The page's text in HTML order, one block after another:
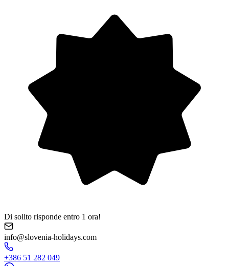
Di solito risponde entro 1 ora!
info@slovenia-holidays.com
+386 51 282 049